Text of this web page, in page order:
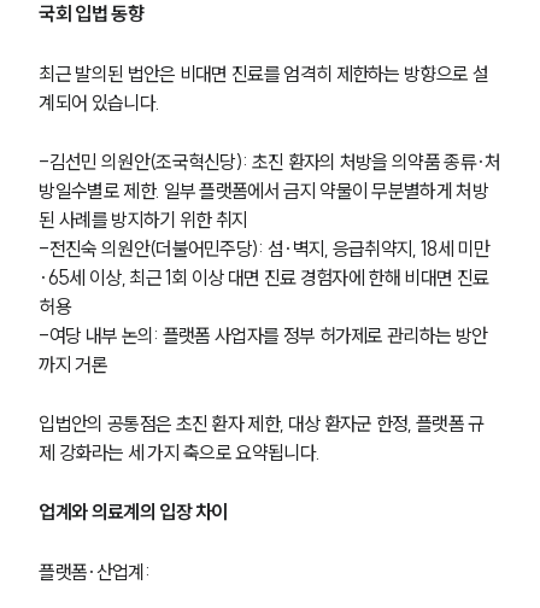
국회 입법 동향
최근 발의된 법안은 비대면 진료를 엄격히 제한하는 방향으로 설
계되어 있습니다.
-김선민 의원안(조국혁신당): 초진 환자의 처방을 의약품 종류·처
방일수별로 제한. 일부 플랫폼에서 금지 약물이 무분별하게 처방
된 사례를 방지하기 위한 취지
-전진숙 의원안(더불어민주당): 섬·벽지, 응급취약지, 18세 미만
·65세 이상, 최근 1회 이상 대면 진료 경험자에 한해 비대면 진료
허용
-여당 내부 논의: 플랫폼 사업자를 정부 허가제로 관리하는 방안
까지 거론
입법안의 공통점은 초진 환자 제한, 대상 환자군 한정, 플랫폼 규
제 강화라는 세 가지 축으로 요약됩니다.
업계와 의료계의 입장 차이
플랫폼·산업계: